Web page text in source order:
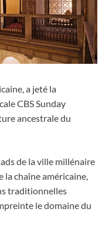
a jeté la
CBS Sunday
ancestrale du
de la ville millénaire
la chaîne américaine,
traditionnelles
le domaine du